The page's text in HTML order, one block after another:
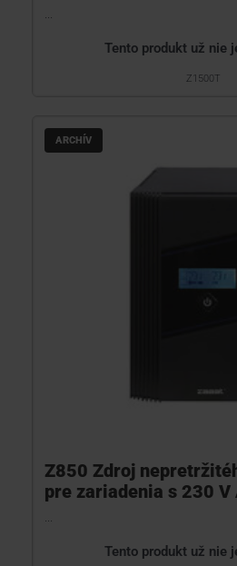
Tento produkt už nie
Z1500T
ARCHÍV
Z850 Zdroj
pre zariadenia s 230 V
Tento produkt už nie